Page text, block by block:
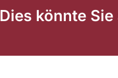
Dies könnte